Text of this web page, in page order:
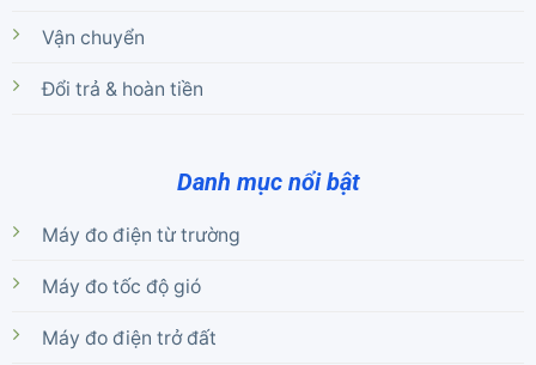
Vận chuyển
Đổi trả & hoàn tiền
Danh mục nổi bật
Máy đo điện từ trường
Máy đo tốc độ gió
Máy đo điện trở đất